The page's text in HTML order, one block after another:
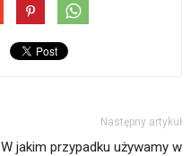
Następny artykuł
W jakim przypadku używamy w